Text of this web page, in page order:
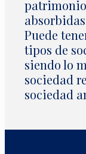
Puede
tipos de
siendo lo
sociedad
sociedad